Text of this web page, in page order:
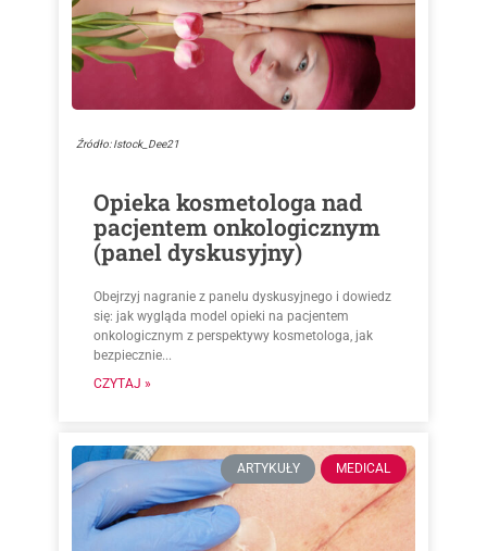
Źródło: Istock_Dee21
Opieka kosmetologa nad
pacjentem onkologicznym
(panel dyskusyjny)
Obejrzyj nagranie z panelu dyskusyjnego i dowiedz
się: jak wygląda model opieki na pacjentem
onkologicznym z perspektywy kosmetologa, jak
bezpiecznie...
CZYTAJ »
ARTYKUŁY MEDICAL